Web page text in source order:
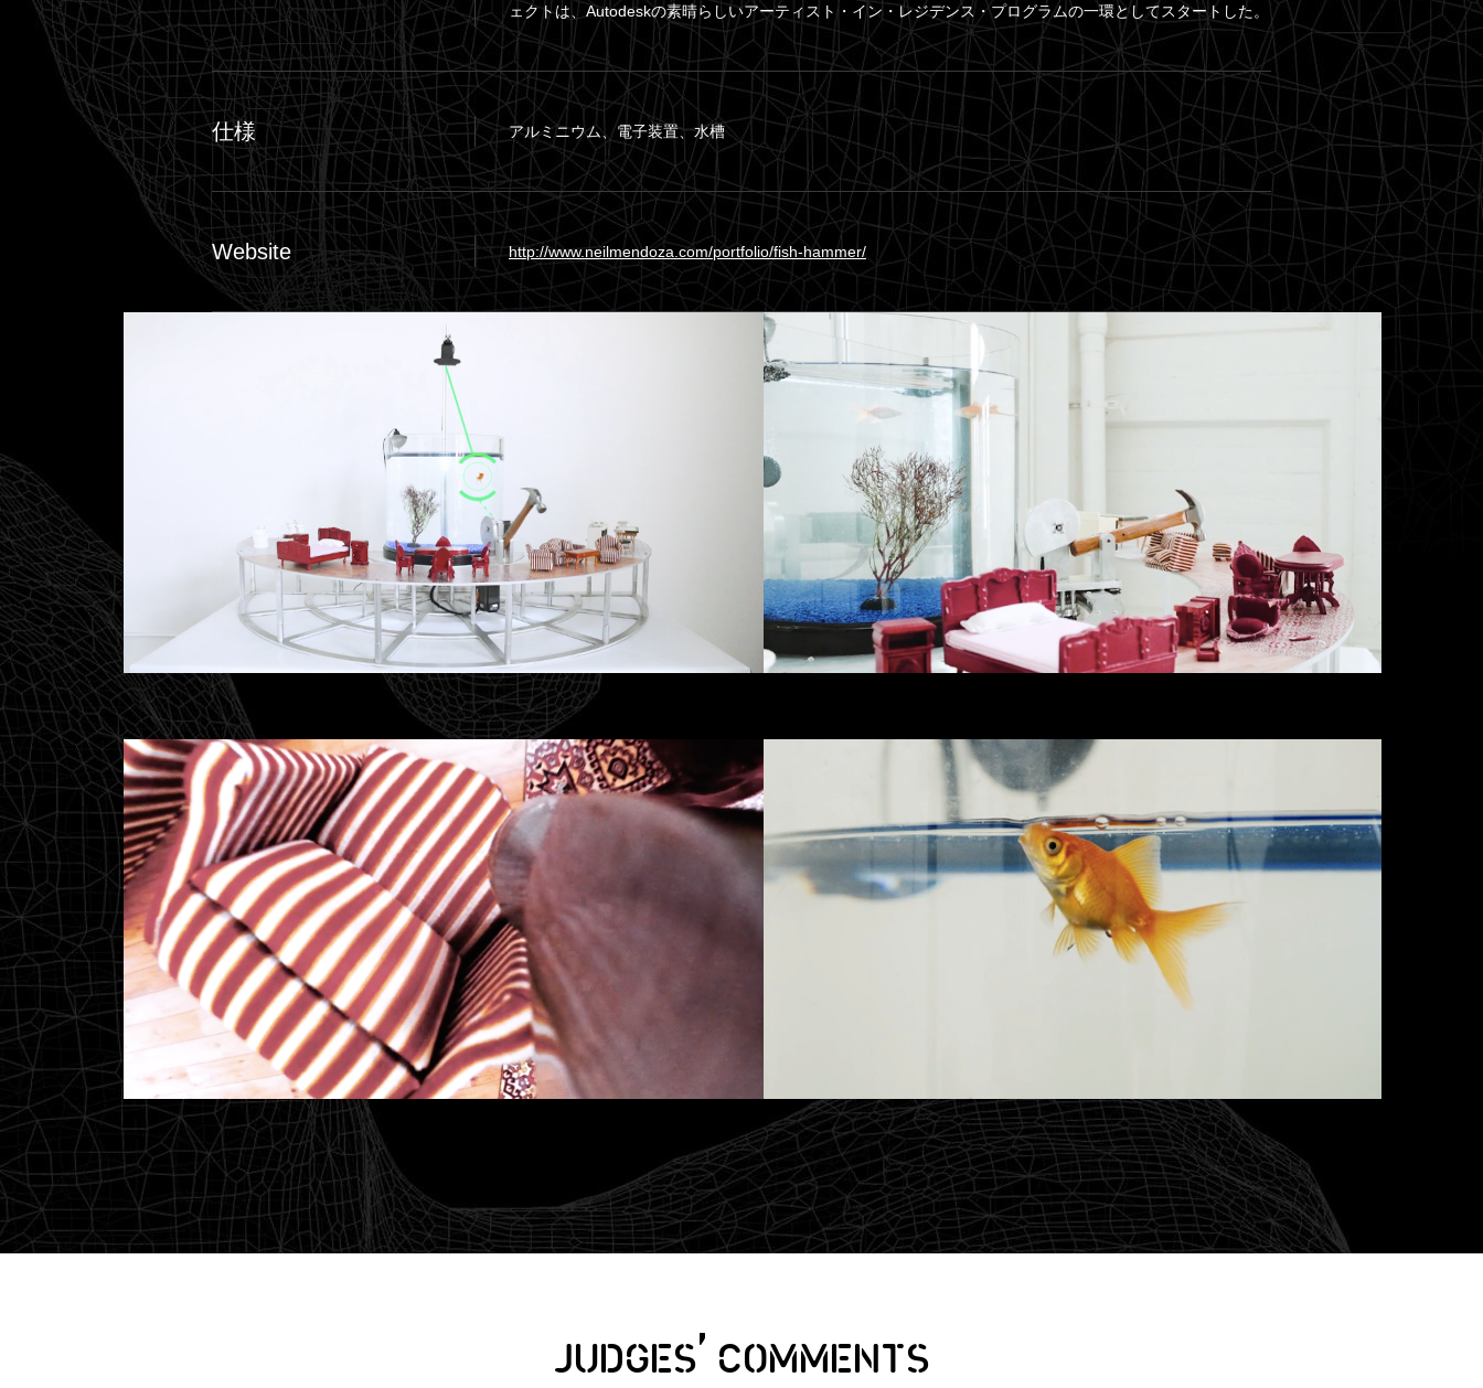
ェクトは、Autodeskの素晴らしいアーティスト・イン・レジデンス・プログラムの一環としてスタートした。
仕様 アルミニウム、電子装置、水槽
Website http://www.neilmendoza.com/portfolio/fish-hammer/
JUDGES
,
COMMENTS